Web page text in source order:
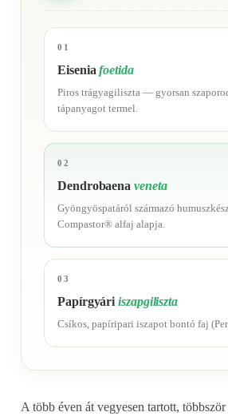
01
Eiseniafoetida
Piros trágyagiliszta — gyorsan
tápanyagot termel.
02
Dendrobaenaveneta
Gyöngyöspatáról származó
Compastor® alfaj alapja.
03
Papírgyáriiszapgiliszta
Csíkos, papíripari iszapot bontó faj
A több éven át vegyesen tartott,